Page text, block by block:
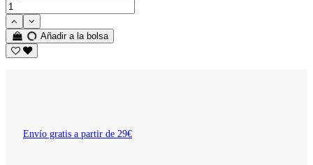
Añadir a la bolsa
Envío gratis a partir de 29€